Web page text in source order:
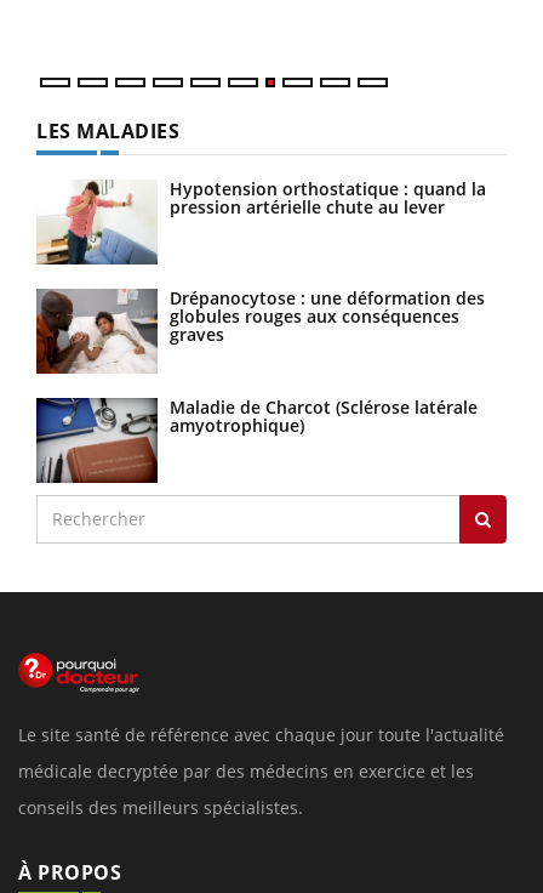
LES MALADIES
Hypotension orthostatique : quand la
pression artérielle chute au lever
Drépanocytose : une déformation des
globules rouges aux conséquences
graves
Maladie de Charcot (Sclérose latérale
amyotrophique)
Le site santé de référence avec chaque jour toute l'actualité
médicale decryptée par des médecins en exercice et les
conseils des meilleurs spécialistes.
À PROPOS